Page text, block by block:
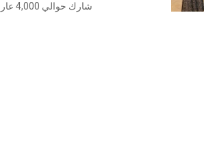
شارك حوالي 4,000 عارض في سوق...